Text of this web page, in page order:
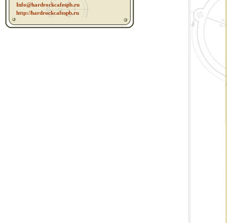
Info@hardrockcafespb.ru
http:// hardrockcafespb.ru